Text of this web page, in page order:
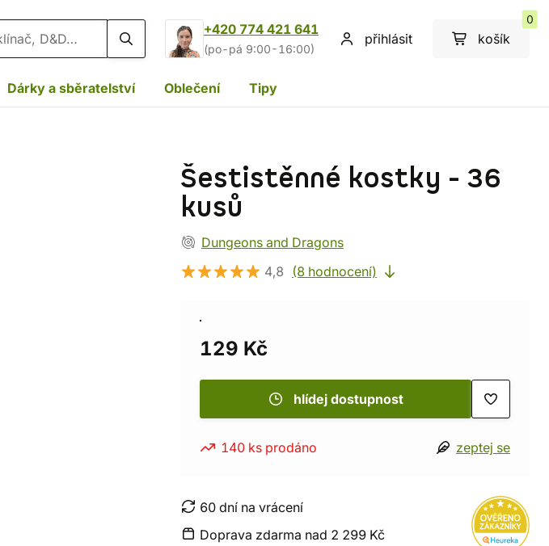
+420 774 421 641
(po-pá 9:00-16:00)
přihlásit košík
0
Dárky a sběratelství Oblečení Tipy
Šestistěnné kostky - 36
kusů
Dungeons and Dragons
4,8
(8 hodnocení)
129 Kč
hlídej dostupnost
140 ks prodáno zeptej se
60 dní na vrácení
Doprava zdarma nad 2 299 Kč